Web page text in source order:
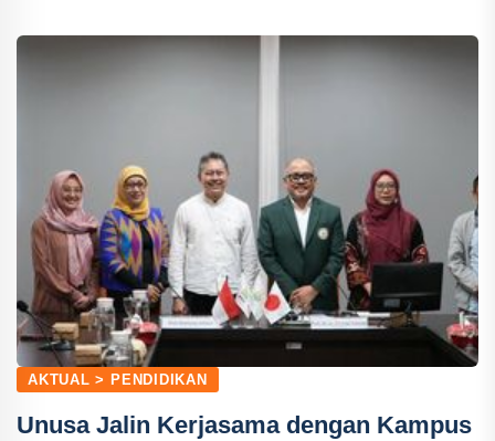
AKTUAL > PENDIDIKAN
Unusa Jalin Kerjasama dengan Kampus